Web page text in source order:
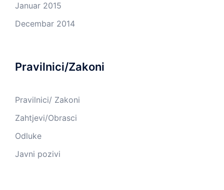
Januar 2015
Decembar 2014
Pravilnici/Zakoni
Pravilnici/ Zakoni
Zahtjevi/Obrasci
Odluke
Javni pozivi